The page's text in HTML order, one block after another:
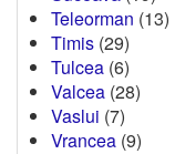
Teleorman (13)
Timis (29)
Tulcea (6)
Valcea (28)
Vaslui (7)
Vrancea (9)